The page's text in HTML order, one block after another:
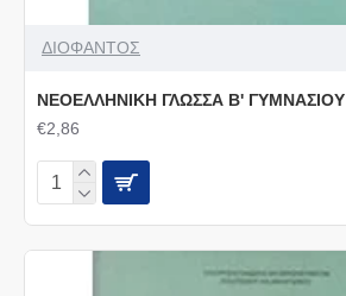
ΔΙΟΦΑΝΤΟΣ
ΝΕΟΕΛΛΗΝΙΚΗ ΓΛΩΣΣΑ Β' ΓΥΜΝΑΣΙΟΥ
€2,86